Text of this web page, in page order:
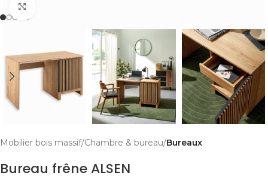
Mobilier bois massif Chambre & bureau Bureaux
Bureau frêne ALSEN